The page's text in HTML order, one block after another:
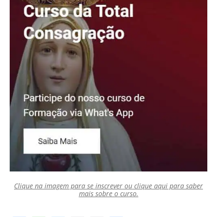
Clique na imagem para se inscrever ou clique aqui para saber
mais sobre o curso.